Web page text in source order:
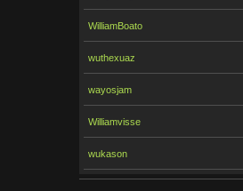
WilliamBoato
wuthexuaz
wayosjam
Williamvisse
wukason